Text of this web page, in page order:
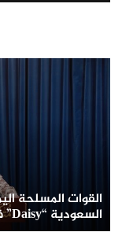
القوات المسلحة
السعودية “Daisy” في خليج عدن بصاروخ باليستي